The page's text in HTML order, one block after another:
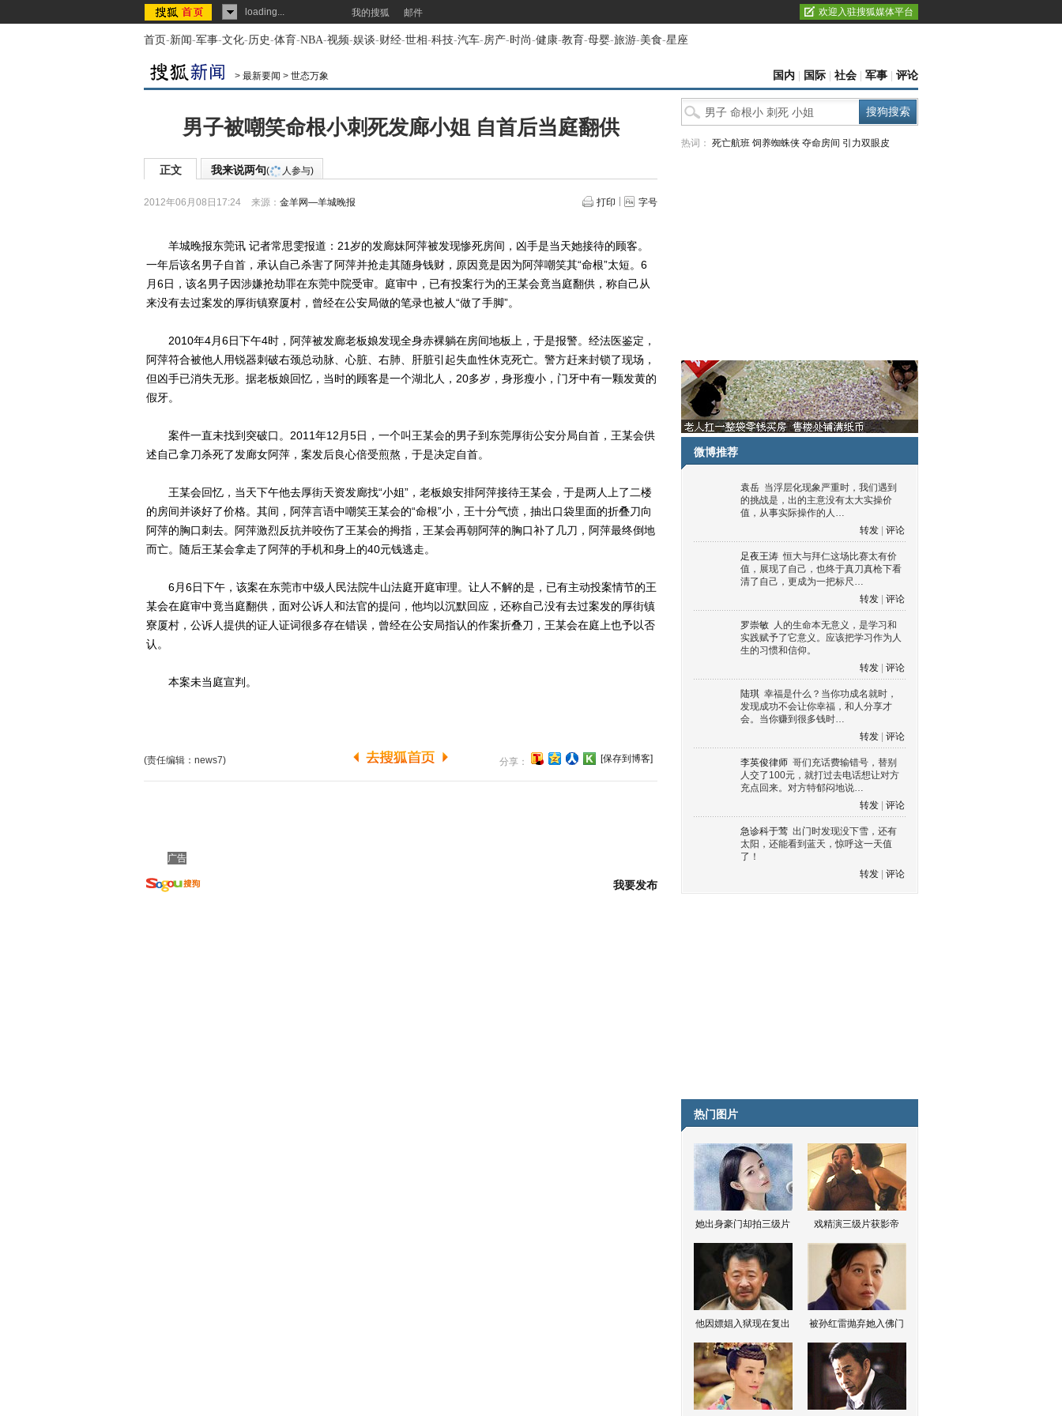
loading... 我的搜狐 邮件 欢迎入驻搜狐媒体平台
首页-新闻-军事-文化-历史-体育-NBA-视频-娱谈-财经-世相-科技-汽车-房产-时尚-健康-教育-母婴-旅游-美食-星座
> 最新要闻 > 世态万象 国内 国际 社会 军事 评论
男子被嘲笑命根小刺死发廊小姐 自首后当庭翻供
正文 我来说两句( 人参与)
2012年06月08日17:24 来源： 金羊网—羊城晚报 打印 字号
羊城晚报东莞讯 记者常思雯报道：21岁的发廊妹阿萍被发现惨死房间，凶手是当天她接待的顾客。
一年后该名男子自首，承认自己杀害了阿萍并抢走其随身钱财，原因竟是因为阿萍嘲笑其“命根”太短。6
月6日，该名男子因涉嫌抢劫罪在东莞中院受审。庭审中，已有投案行为的王某会竟当庭翻供，称自己从
来没有去过案发的厚街镇寮厦村，曾经在公安局做的笔录也被人“做了手脚”。
2010年4月6日下午4时，阿萍被发廊老板娘发现全身赤裸躺在房间地板上，于是报警。经法医鉴定，
阿萍符合被他人用锐器刺破右颈总动脉、心脏、右肺、肝脏引起失血性休克死亡。警方赶来封锁了现场，
但凶手已消失无形。据老板娘回忆，当时的顾客是一个湖北人，20多岁，身形瘦小，门牙中有一颗发黄的
假牙。
案件一直未找到突破口。2011年12月5日，一个叫王某会的男子到东莞厚街公安分局自首，王某会供
述自己拿刀杀死了发廊女阿萍，案发后良心倍受煎熬，于是决定自首。
王某会回忆，当天下午他去厚街天资发廊找“小姐”，老板娘安排阿萍接待王某会，于是两人上了二楼
的房间并谈好了价格。其间，阿萍言语中嘲笑王某会的“命根”小，王十分气愤，抽出口袋里面的折叠刀向
阿萍的胸口刺去。阿萍激烈反抗并咬伤了王某会的拇指，王某会再朝阿萍的胸口补了几刀，阿萍最终倒地
而亡。随后王某会拿走了阿萍的手机和身上的40元钱逃走。
6月6日下午，该案在东莞市中级人民法院牛山法庭开庭审理。让人不解的是，已有主动投案情节的王
某会在庭审中竟当庭翻供，面对公诉人和法官的提问，他均以沉默回应，还称自己没有去过案发的厚街镇
寮厦村，公诉人提供的证人证词很多存在错误，曾经在公安局指认的作案折叠刀，王某会在庭上也予以否
认。
本案未当庭宣判。
(责任编辑：news7) 分享： [保存到博客]
广告
我要发布
热词： 死亡航班 饲养蜘蛛侠 夺命房间 引力双眼皮
微博推荐
袁岳 当浮层化现象严重时，我们遇到
的挑战是，出的主意没有太大实操价
值，从事实际操作的人…
转发
评论
足夜王涛 恒大与拜仁这场比赛太有价
值，展现了自己，也终于真刀真枪下看
清了自己，更成为一把标尺…
转发
评论
罗崇敏 人的生命本无意义，是学习和
实践赋予了它意义。应该把学习作为人
生的习惯和信仰。
转发
评论
陆琪 幸福是什么？当你功成名就时，
发现成功不会让你幸福，和人分享才
会。当你赚到很多钱时…
转发
评论
李英俊律师 哥们充话费输错号，替别
人交了100元，就打过去电话想让对方
充点回来。对方特郁闷地说…
转发
评论
急诊科于莺 出门时发现没下雪，还有
太阳，还能看到蓝天，惊呼这一天值
了！
转发
评论
热门图片
她出身豪门却拍三级片 戏精演三级片获影帝
他因嫖娼入狱现在复出 被孙红雷抛弃她入佛门